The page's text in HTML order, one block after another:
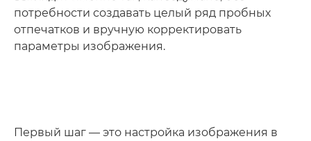
потребности создавать целый ряд пробных
отпечатков и вручную корректировать
параметры изображения.
Первый шаг — это настройка изображения в